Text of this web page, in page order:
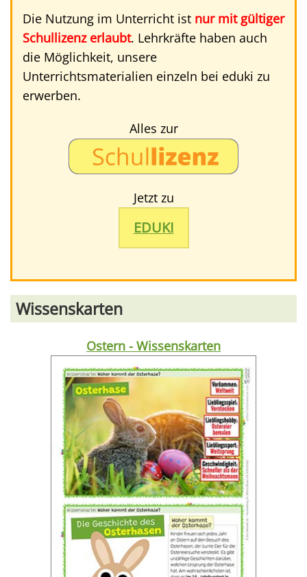
Die Nutzung im Unterricht ist nur mit gültiger
Schullizenz erlaubt. Lehrkräfte haben auch
die Möglichkeit, unsere
Unterrichtsmaterialien einzeln bei eduki zu
erwerben.
Alles zur
Jetzt zu
EDUKI
Wissenskarten
Ostern - Wissenskarten